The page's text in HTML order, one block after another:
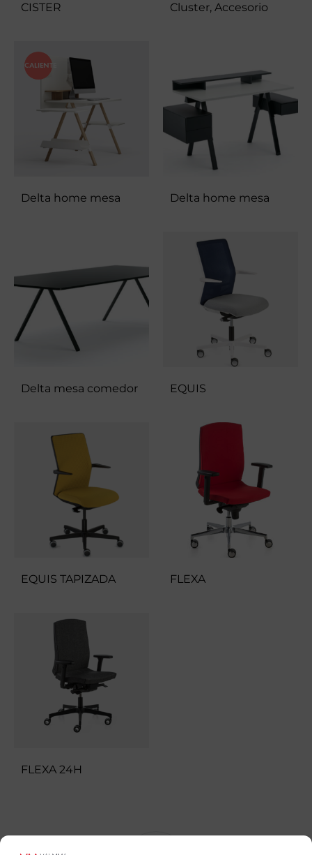
CISTER Cluster, Accesorio
CALIENTE
Delta home mesa Delta home mesa
Delta mesa comedor EQUIS
EQUIS TAPIZADA FLEXA
FLEXA 24H